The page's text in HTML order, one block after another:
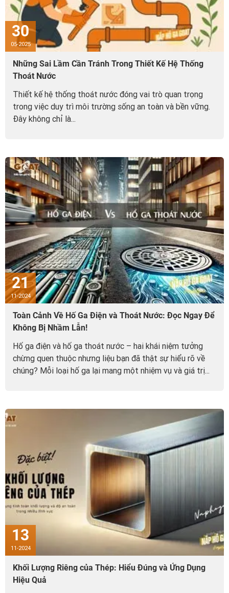
30
05-2025
Những Sai Lầm Cần Tránh Trong Thiết Kế Hệ Thống
Thoát Nước
Thiết kế hệ thống thoát nước đóng vai trò quan trọng
trong việc duy trì môi trường sống an toàn và bền vững.
Đây không chỉ là...
21
11-2024
Toàn Cảnh Về Hố Ga Điện và Thoát Nước: Đọc Ngay Để
Không Bị Nhầm Lẫn!
Hố ga điện và hố ga thoát nước – hai khái niệm tưởng
chừng quen thuộc nhưng liệu bạn đã thật sự hiểu rõ về
chúng? Mỗi loại hố ga lại mang một nhiệm vụ và giá trị...
13
11-2024
Khối Lượng Riêng của Thép: Hiểu Đúng và Ứng Dụng
Hiệu Quả